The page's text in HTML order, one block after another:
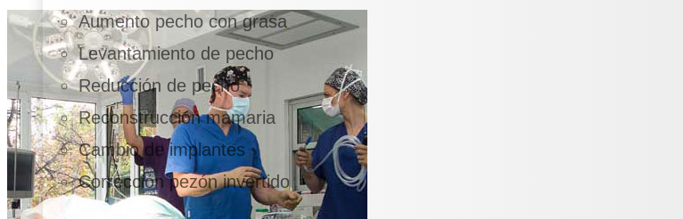
Aumento pecho con grasa
Levantamiento de pecho
Reducción de pecho
Reconstrucción mamaria
Cambio de implantes
Corrección pezón invertido